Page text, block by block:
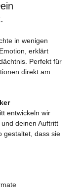
in wenigen
erklärt
Perfekt für
direkt am
entwickeln wir
deinen Auftritt
gestaltet, dass sie